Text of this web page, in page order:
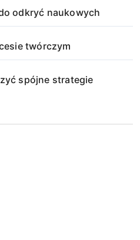
odkryć naukowych
twórczym
spójne strategie